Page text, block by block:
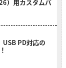
）用カスタムパ
USB PD対応の